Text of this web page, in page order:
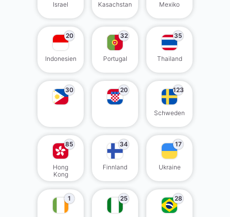
Israel Kasachstan Mexiko
20
Indonesien
32
Portugal
35
Thailand
30 20 123
Schweden
85
Hong
Kong
34
Finnland
17
Ukraine
1 25 28